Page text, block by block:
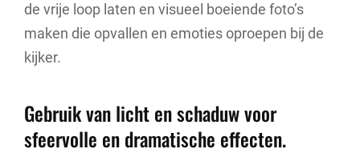
de vrije loop laten en visueel boeiende foto’s
maken die opvallen en emoties oproepen bij de
kijker.
Gebruik van licht en schaduw voor
sfeervolle en dramatische effecten.